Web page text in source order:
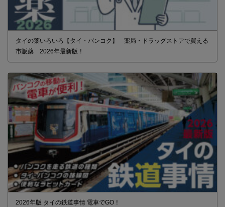
タイの薬いろいろ【タイ・バンコク】 薬局・ドラッグストアで買える
市販薬 2026年最新版！
2026年版 タイの鉄道事情 電車でGO！